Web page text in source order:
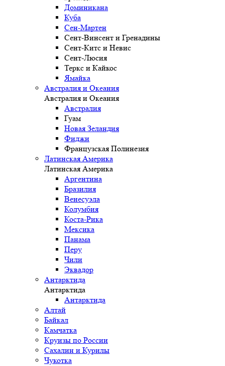
Доминикана
Куба
Сен-Мартен
Сент-Винсент и Гренадины
Сент-Китс и Невис
Сент-Люсия
Теркс и Кайкос
Ямайка
Австралия и Океания
Австралия и Океания
Австралия
Гуам
Новая Зеландия
Фиджи
Французская Полинезия
Латинская Америка
Латинская Америка
Аргентина
Бразилия
Венесуэла
Колумбия
Коста-Рика
Мексика
Панама
Перу
Чили
Эквадор
Антарктида
Антарктида
Антарктида
Алтай
Байкал
Камчатка
Круизы по России
Сахалин и Курилы
Чукотка